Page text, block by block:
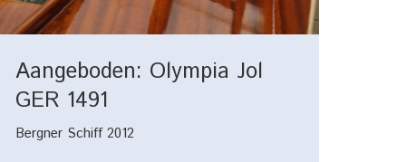
Aangeboden: Olympia Jol
GER 1491
Bergner Schiff 2012